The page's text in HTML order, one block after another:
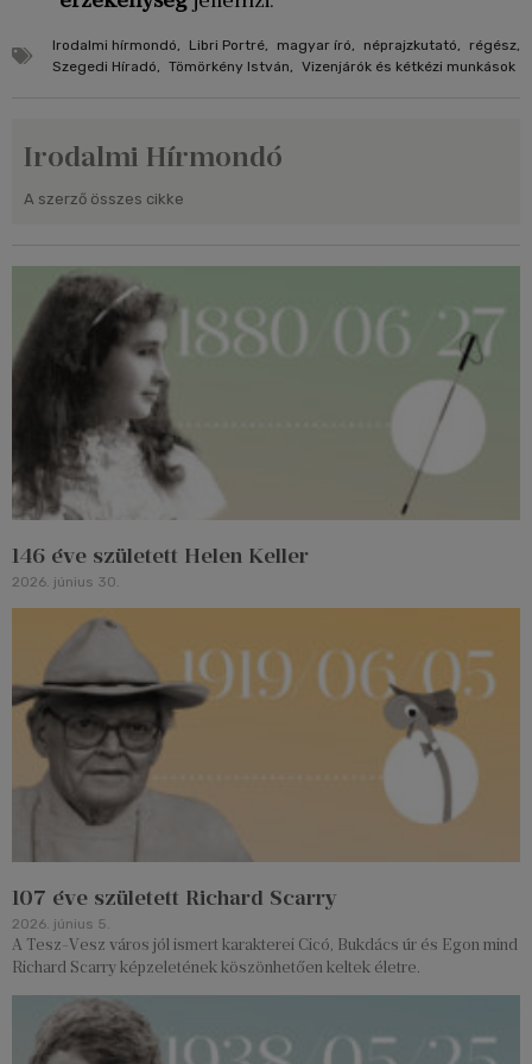
Irodalmi hírmondó, Libri Portré, magyar író, néprajzkutató, régész,
Szegedi Híradó, Tömörkény István, Vizenjárók és kétkézi munkások
Irodalmi Hírmondó
A szerző összes cikke
146 éve született Helen Keller
2026. június 30.
107 éve született Richard Scarry
2026. június 5.
A Tesz-Vesz város jól ismert karakterei Cicó, Bukdács úr és Egon mind
Richard Scarry képzeletének köszönhetően keltek életre.